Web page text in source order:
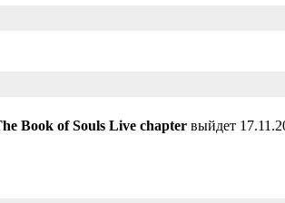
Book of Souls Live chapter выйдет